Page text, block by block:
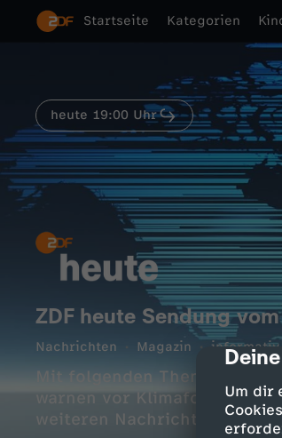
Um dir
Startseite Kategorien
heute 19:00 Uhr
ZDF heute Sendung
Nachrichten Magazin informativ
Mit folgenden Themen:
warnen vor Klimafolgen;
weiteren Nachrichten, dem